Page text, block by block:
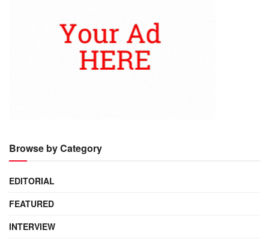
Browse by Category
EDITORIAL
FEATURED
INTERVIEW